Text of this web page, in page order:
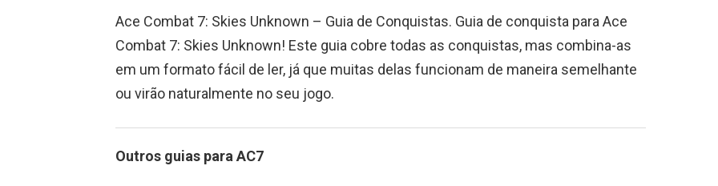
Ace Combat 7: Skies Unknown – Guia de Conquistas. Guia de conquista para Ace
Combat 7: Skies Unknown! Este guia cobre todas as conquistas, mas combina-as
em um formato fácil de ler, já que muitas delas funcionam de maneira semelhante
ou virão naturalmente no seu jogo.
Outros guias para AC7